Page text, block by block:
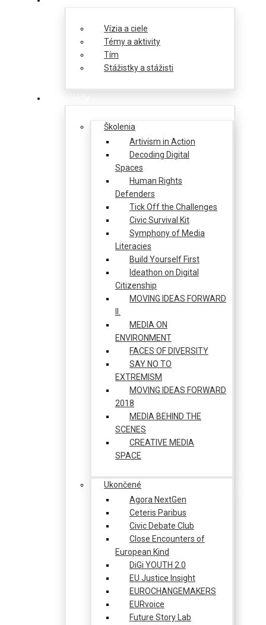
Vízia a ciele
Témy a aktivity
Tím
Stážistky a stážisti
Školenia
Artivism in Action
Decoding Digital
Spaces
Human Rights
Defenders
Tick Off the Challenges
Civic Survival Kit
Symphony of Media
Literacies
Build Yourself First
Ideathon on Digital
Citizenship
MOVING IDEAS FORWARD
MEDIA ON
ENVIRONMENT
FACES OF DIVERSITY
SAY NO TO
EXTREMISM
MOVING IDEAS FORWARD
2018
MEDIA BEHIND THE
SCENES
CREATIVE MEDIA
SPACE
Ukončené
Agora NextGen
Ceteris Paribus
Civic Debate Club
Close Encounters of
European Kind
DiGi YOUTH 2.0
EU Justice Insight
EUROCHANGEMAKERS
EURvoice
Future Story Lab